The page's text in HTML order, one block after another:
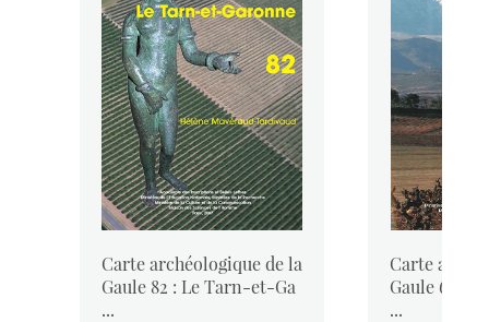
Carte archéologique de la
Gaule 82 : Le Tarn-et-Ga
...
Carte
Gaule 66 :
...